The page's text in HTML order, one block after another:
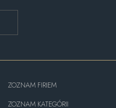
ZOZNAM FIRIEM
ZOZNAM KATEGÓRII